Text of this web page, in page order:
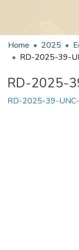
Home 2025
RD-2025-
RD-2025-39-UNC-